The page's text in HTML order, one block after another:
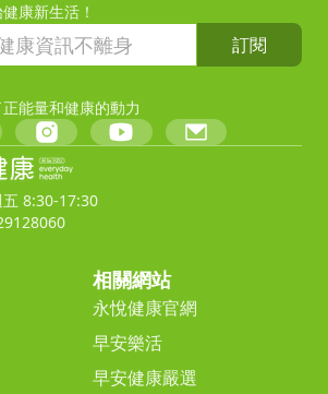
康新生活！
訂閱
能量和健康的動力
8:30-17:30
相關網站
永悅健康官網
早安樂活
早安健康嚴選